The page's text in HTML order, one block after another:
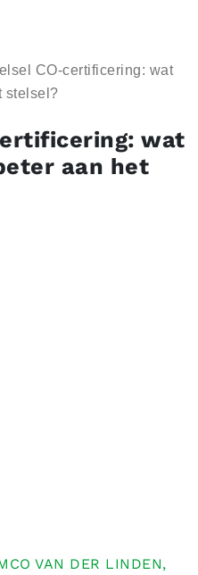
CO-certificering: wat
stelsel?
wat
aan het
VAN DER LINDEN,